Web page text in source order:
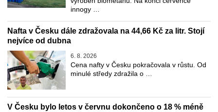
innogy …
Nafta v Česku dále zdražovala na 44,66 Kč za litr. Stojí
nejvíce od dubna
6. 8. 2026
Cena nafty v Česku pokračovala v růstu. Od
minulé středy zdražila o …
V Česku bylo letos v červnu dokončeno o 18 % méně